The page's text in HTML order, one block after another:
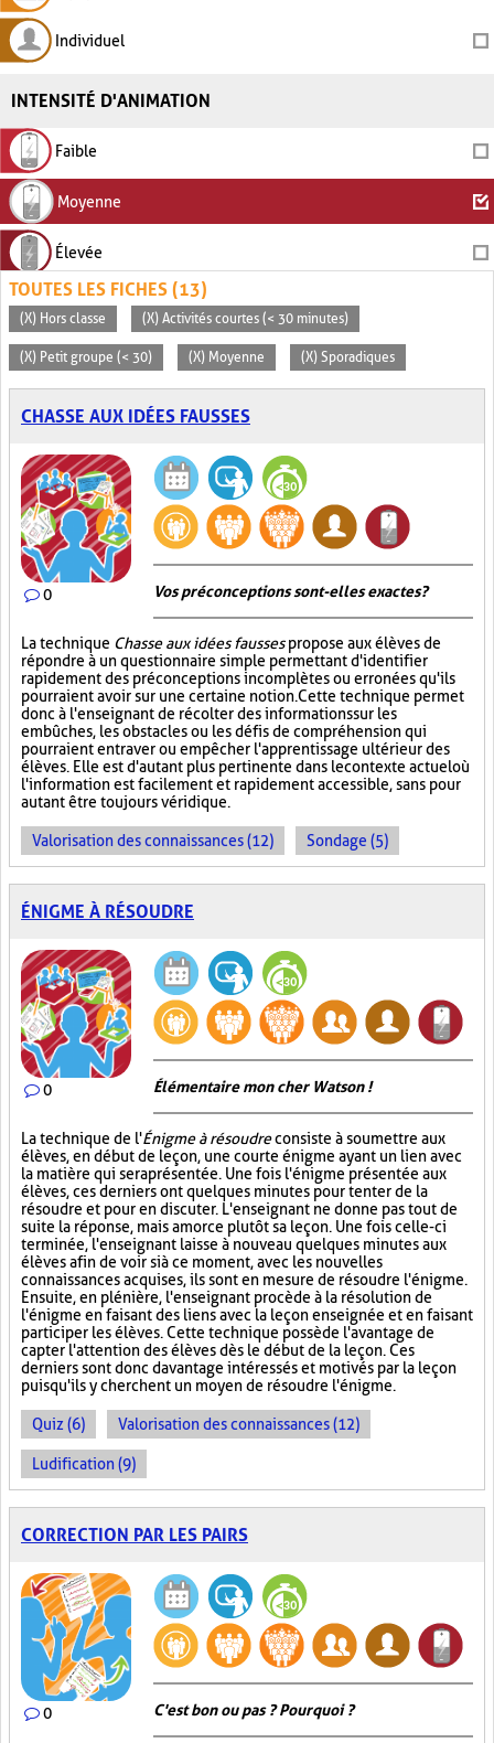
Individuel
INTENSITÉ D'ANIMATION
Faible
Moyenne
Élevée
TOUTES LES FICHES (13)
(X) Hors classe (X) Activités courtes (< 30 minutes)
(X) Petit groupe (< 30) (X) Moyenne (X) Sporadiques
CHASSE AUX IDÉES FAUSSES
0 Vos préconceptions sont-elles exactes ?
La technique Chasse aux idées faussespropose aux élèves de
répondre à un questionnaire simple permettant d'identifier
rapidement des préconceptions incomplètes ou erronées qu'ils
pourraient avoir sur une certaine notion. Cette technique permet
donc à l'enseignant de récolter des informations sur les
embûches, les obstacles ou les défis de compréhension qui
pourraient entraver ou empêcher l'apprentissage ultérieur des
élèves. Elle est d'autant plus pertinente dans le contexte actuel où
l'information est facilement et rapidement accessible, sans pour
autant être toujours véridique.
Valorisation des connaissances (12) Sondage (5)
ÉNIGME À RÉSOUDRE
0 Élémentaire mon cher Watson !
La technique de l'Énigme à résoudreconsiste à soumettre aux
élèves, en début de leçon, une courte énigme ayant un lien avec
la matière qui sera présentée. Une fois l'énigme présentée aux
élèves, ces derniers ont quelques minutes pour tenter de la
résoudre et pour en discuter. L'enseignant ne donne pas tout de
suite la réponse, mais amorce plutôt sa leçon. Une fois celle-ci
terminée, l'enseignant laisse à nouveau quelques minutes aux
élèves afin de voir si à ce moment, avec les nouvelles
connaissances acquises, ils sont en mesure de résoudre l'énigme.
Ensuite, en plénière, l'enseignant procède à la résolution de
l'énigme en faisant des liens avec la leçon enseignée et en faisant
participer les élèves. Cette technique possède l'avantage de
capter l'attention des élèves dès le début de la leçon. Ces
derniers sont donc davantage intéressés et motivés par la leçon
puisqu'ils y cherchent un moyen de résoudre l'énigme.
Quiz (6) Valorisation des connaissances (12)
Ludification (9)
CORRECTION PAR LES PAIRS
0 C'est bon ou pas ? Pourquoi ?